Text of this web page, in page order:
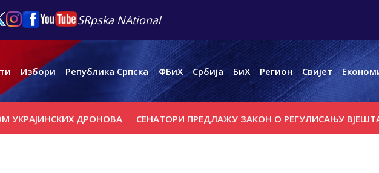
SRpska NAtional
Избори Република Српска ФБиХ Србија БиХ Регион Свијет
ДРОНОВА СЕНАТОРИ ПРЕДЛАЖУ ЗАКОН О РЕГУЛИСАЊУ ВЈЕШТАЧКЕ